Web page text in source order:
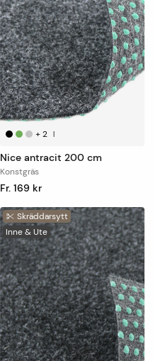
+2 |
Nice antracit 200 cm
Konstgräs
Fr. 169 kr
Skräddarsytt
Inne & Ute